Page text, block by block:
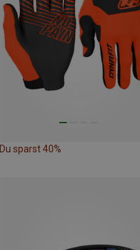
Du sparst 40%